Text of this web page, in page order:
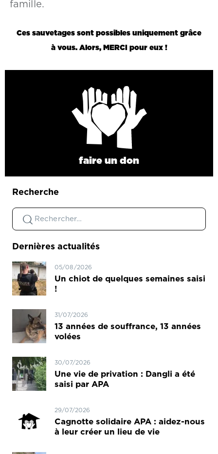
famille.
Ces sauvetages sont possibles uniquement grâce
à vous. Alors, MERCI pour eux !
faire un don
Recherche
Dernières actualités
05/08/2026
Un chiot de quelques semaines saisi
!
31/07/2026
13 années de souffrance, 13 années
volées
30/07/2026
Une vie de privation : Dangli a été
saisi par APA
29/07/2026
Cagnotte solidaire APA : aidez-nous
à leur créer un lieu de vie